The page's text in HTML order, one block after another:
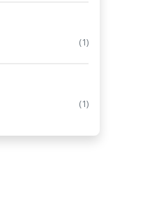
(1)
(1)